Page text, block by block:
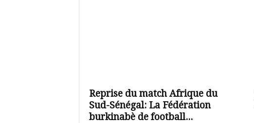
Reprise du match Afrique du
Sud-Sénégal: La Fédération
burkinabè de football...